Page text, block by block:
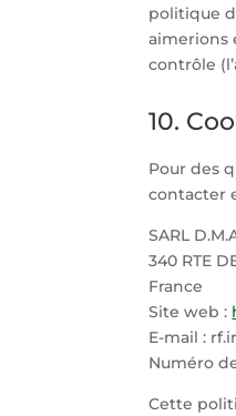
politique
aimerions
contrôle
10.
Pour des
contacter
SARL
340 RTE
France
Site web :
E-mail :
Numéro
Cette